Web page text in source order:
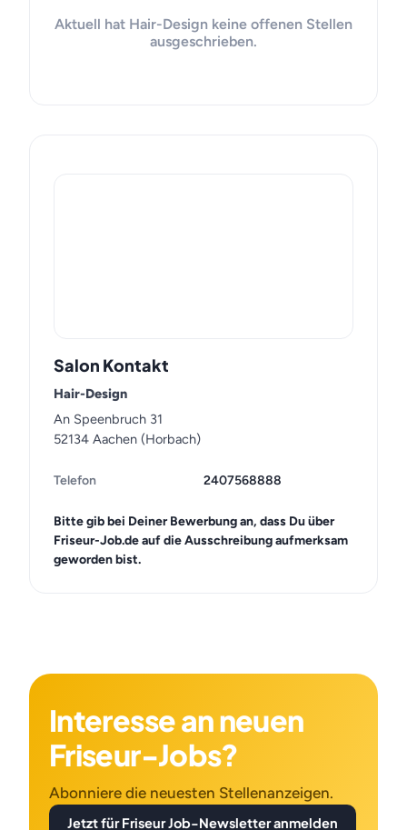
Aktuell hat Hair-Design keine offenen Stellen
ausgeschrieben.
Salon Kontakt
Hair-Design
An Speenbruch 31
52134 Aachen (Horbach)
Telefon 2407568888
Bitte gib bei Deiner Bewerbung an, dass Du über
Friseur-Job.de auf die Ausschreibung aufmerksam
geworden bist.
Interesse an neuen
Friseur-Jobs?
Abonniere die neuesten Stellenanzeigen.
Jetzt für Friseur Job-Newsletter anmelden